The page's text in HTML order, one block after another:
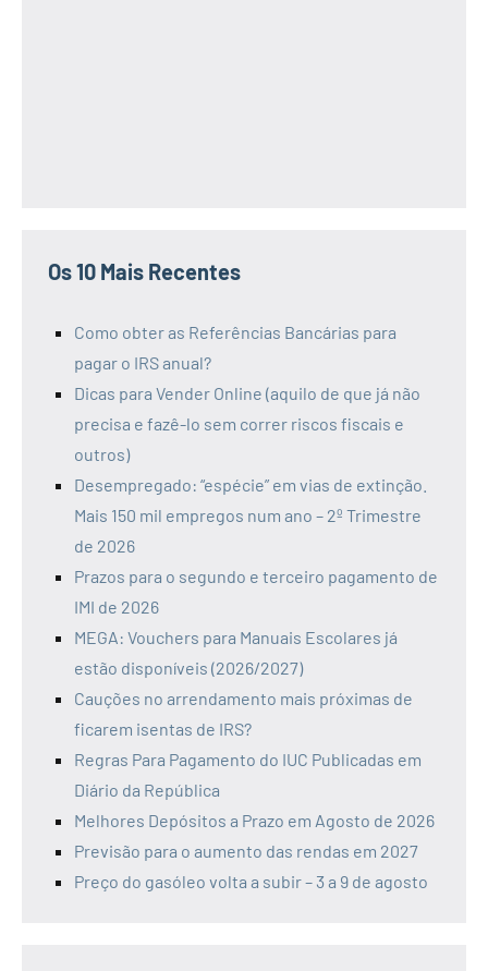
Os 10 Mais Recentes
Como obter as Referências Bancárias para
pagar o IRS anual?
Dicas para Vender Online (aquilo de que já não
precisa e fazê-lo sem correr riscos fiscais e
outros)
Desempregado: “espécie” em vias de extinção.
Mais 150 mil empregos num ano – 2º Trimestre
de 2026
Prazos para o segundo e terceiro pagamento de
IMI de 2026
MEGA: Vouchers para Manuais Escolares já
estão disponíveis (2026/2027)
Cauções no arrendamento mais próximas de
ficarem isentas de IRS?
Regras Para Pagamento do IUC Publicadas em
Diário da República
Melhores Depósitos a Prazo em Agosto de 2026
Previsão para o aumento das rendas em 2027
Preço do gasóleo volta a subir – 3 a 9 de agosto